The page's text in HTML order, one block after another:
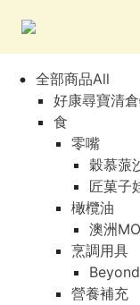
全部商品All
好康尋寶清
食
零嘴
穀慕蒎
匠菓子
橄欖油
澳洲
烹調用具
營養補充